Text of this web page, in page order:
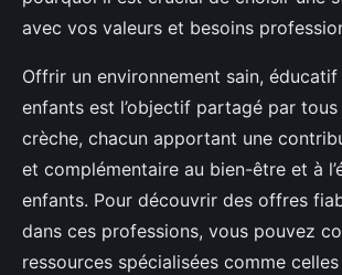
avec vos valeurs et besoins
Offrir un environnement sain,
enfants est l’objectif partagé par
crèche, chacun apportant une
et complémentaire au bien-être et à
enfants. Pour découvrir des offres
dans ces professions, vous pouvez
ressources spécialisées comme